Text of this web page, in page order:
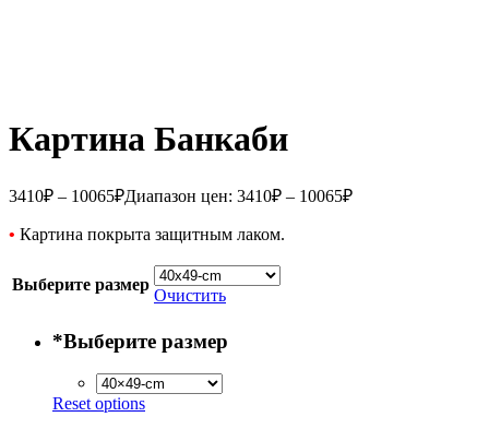
Картина Банкаби
3410₽ – 10065₽Диапазон цен: 3410₽ – 10065₽
• Картина покрыта защитным лаком.
Выберите размер
Очистить
*Выберите размер
Reset options